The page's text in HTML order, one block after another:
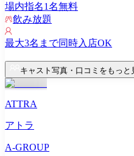
場内指名1名無料
飲み放題
最大3名まで同時入店OK
キャスト写真・口コミをもっと
ATTRA
アトラ
A-GROUP